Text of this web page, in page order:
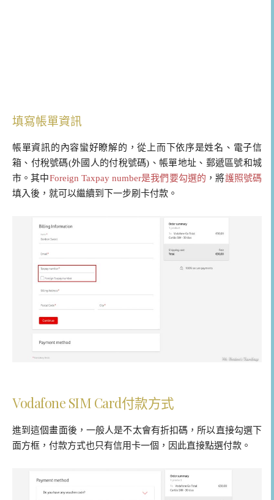
填寫帳單資訊
帳單資訊的內容蠻好瞭解的，從上而下依序是姓名、電子信
箱、付稅號碼(外國人的付稅號碼)、帳單地址、郵遞區號和城
市。其中Foreign Taxpay number是我們要勾選的 ，將護照號碼
填入後，就可以繼續到下一步刷卡付款。
Vodafone SIM Card付款方式
進到這個畫面後，一般人是不太會有折扣碼，所以直接勾選下
面方框，付款方式也只有信用卡一個，因此直接點選付款。